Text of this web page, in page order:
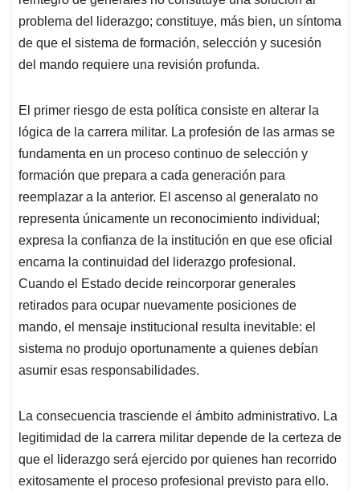
problema del liderazgo; constituye, más bien, un síntoma
de que el sistema de formación, selección y sucesión
del mando requiere una revisión profunda.
El primer riesgo de esta política consiste en alterar la
lógica de la carrera militar. La profesión de las armas se
fundamenta en un proceso continuo de selección y
formación que prepara a cada generación para
reemplazar a la anterior. El ascenso al generalato no
representa únicamente un reconocimiento individual;
expresa la confianza de la institución en que ese oficial
encarna la continuidad del liderazgo profesional.
Cuando el Estado decide reincorporar generales
retirados para ocupar nuevamente posiciones de
mando, el mensaje institucional resulta inevitable: el
sistema no produjo oportunamente a quienes debían
asumir esas responsabilidades.
La consecuencia trasciende el ámbito administrativo. La
legitimidad de la carrera militar depende de la certeza de
que el liderazgo será ejercido por quienes han recorrido
exitosamente el proceso profesional previsto para ello.